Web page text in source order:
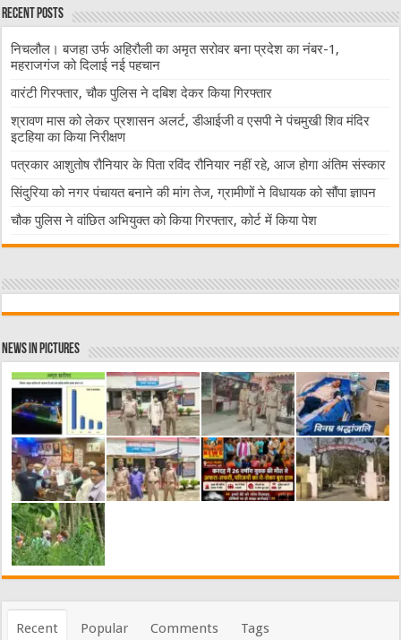
Recent Posts
निचलौल। बजहा उर्फ अहिरौली का अमृत सरोवर बना प्रदेश का नंबर-1,
महराजगंज को दिलाई नई पहचान
वारंटी गिरफ्तार, चौक पुलिस ने दबिश देकर किया गिरफ्तार
श्रावण मास को लेकर प्रशासन अलर्ट, डीआईजी व एसपी ने पंचमुखी शिव मंदिर
इटहिया का किया निरीक्षण
पत्रकार आशुतोष रौनियार के पिता रविंद रौनियार नहीं रहे, आज होगा अंतिम संस्कार
सिंदुरिया को नगर पंचायत बनाने की मांग तेज, ग्रामीणों ने विधायक को सौंपा ज्ञापन
चौक पुलिस ने वांछित अभियुक्त को किया गिरफ्तार, कोर्ट में किया पेश
News in Pictures
Recent Popular Comments Tags